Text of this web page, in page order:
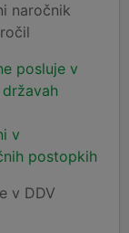
naročnik
posluje v
v
postopkih
v DDV